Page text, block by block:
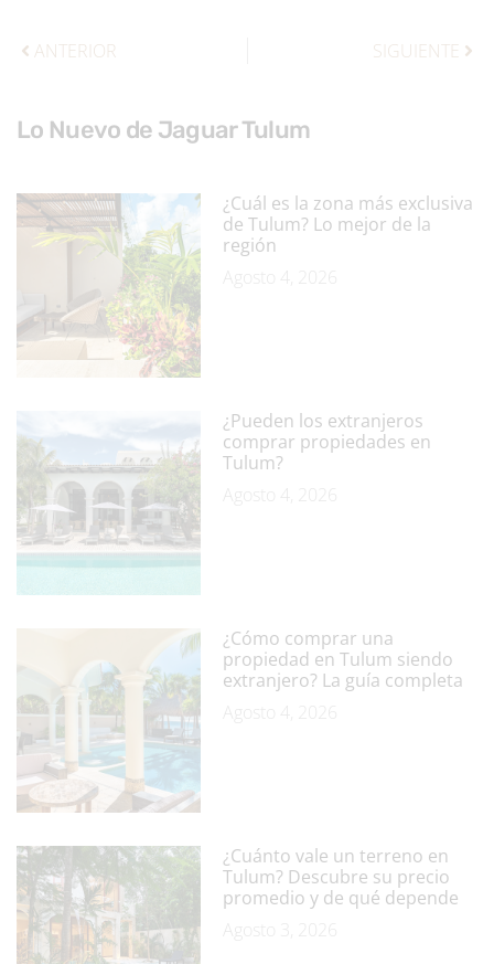
ANTERIOR SIGUIENTE
Lo Nuevo de Jaguar Tulum
¿Cuál es la zona más exclusiva
de Tulum? Lo mejor de la
región
Agosto 4, 2026
¿Pueden los extranjeros
comprar propiedades en
Tulum?
Agosto 4, 2026
¿Cómo comprar una
propiedad en Tulum siendo
extranjero? La guía completa
Agosto 4, 2026
¿Cuánto vale un terreno en
Tulum? Descubre su precio
promedio y de qué depende
Agosto 3, 2026